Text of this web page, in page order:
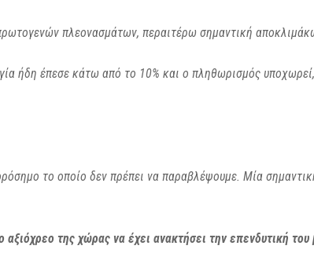
πλεονασμάτων, περαιτέρω σημαντική
ήδη έπεσε κάτω από το 10% και ο πληθωρισμός
το οποίο δεν πρέπει να παραβλέψουμε. Μία
της χώρας να έχει ανακτήσει την επενδυτική του